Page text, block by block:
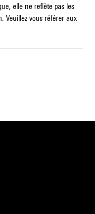
elle ne reflète pas les
Veuillez vous référer aux